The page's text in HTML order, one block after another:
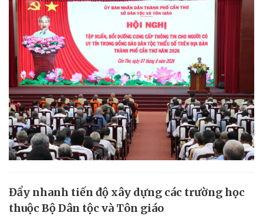
Đẩy nhanh tiến độ xây dựng các trường học
thuộc Bộ Dân tộc và Tôn giáo